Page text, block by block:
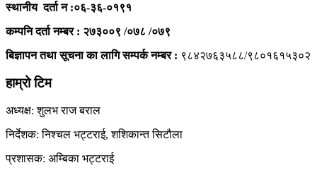
स्थानीय दर्ता न :०६-३६-०१९१
कम्पनि दर्ता नम्बर : २७३००९ /०७८ /०७९
बिज्ञापन तथा सूचना का लागि सम्पर्क नम्बर : ९८४२७६३५८८/९८०१६१५३०२
हाम्रो टिम
अध्यक्ष: शुलभ राज बराल
निर्देशक: निश्चल भट्टराई, शशिकान्त सिटौला
प्रशासक: अम्बिका भट्टराई